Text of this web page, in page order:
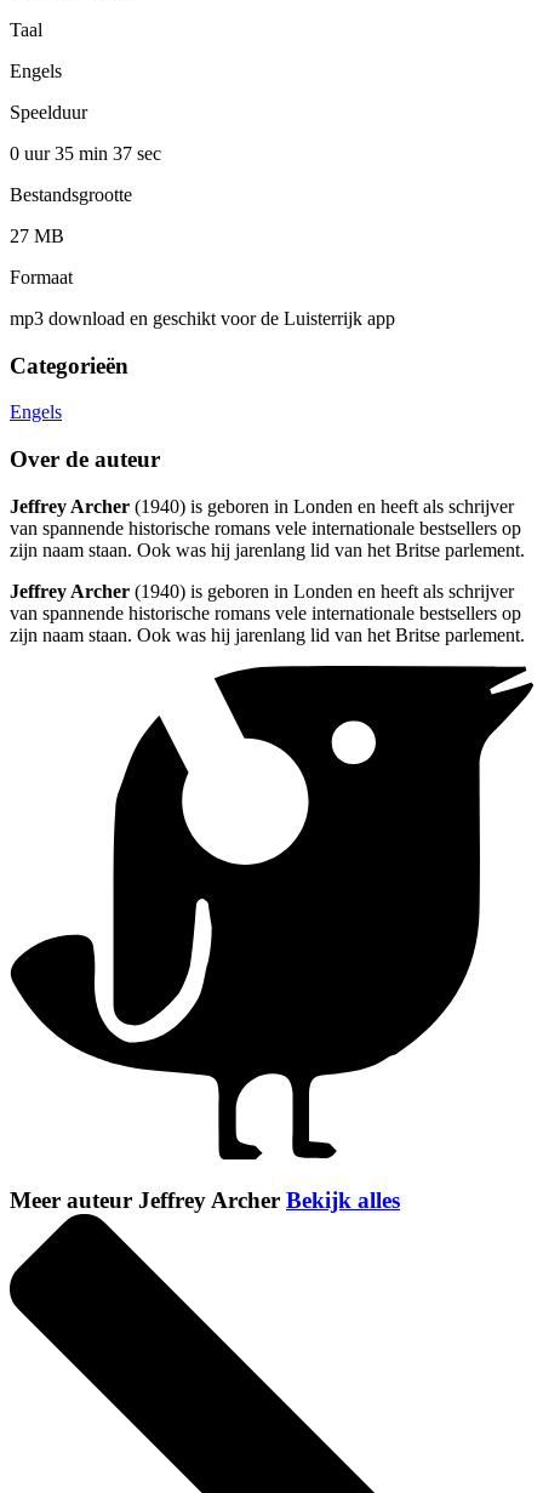
Taal
Engels
Speelduur
0 uur 35 min 37 sec
Bestandsgrootte
27 MB
Formaat
mp3 download en geschikt voor de Luisterrijk app
Categorieën
Engels
Over de auteur
Jeffrey Archer (1940) is geboren in Londen en heeft als schrijver
van spannende historische romans vele internationale bestsellers op
zijn naam staan. Ook was hij jarenlang lid van het Britse parlement.
Jeffrey Archer (1940) is geboren in Londen en heeft als schrijver
van spannende historische romans vele internationale bestsellers op
zijn naam staan. Ook was hij jarenlang lid van het Britse parlement.
Meer auteur Jeffrey Archer Bekijk alles